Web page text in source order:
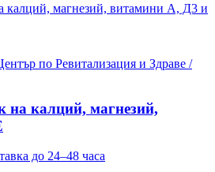
по Ревитализация и Здраве /
на калций, магнезий,
до 24–48 часа